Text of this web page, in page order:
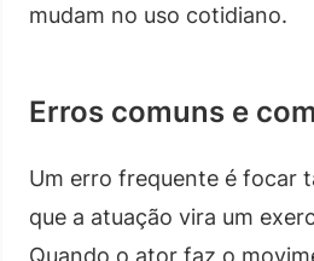
mudam no uso cotidiano.
Erros comuns e
Um erro frequente é focar
que a atuação vira um
Quando o ator faz o